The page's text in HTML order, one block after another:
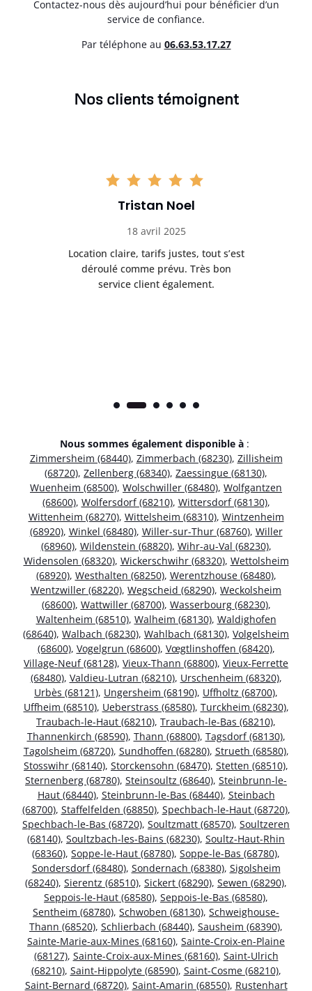
Contactez-nous dès aujourd’hui pour bénéficier d’un
service de confiance.
Par téléphone au 06.63.53.17.27
Nos clients témoignent
Tristan Noel
18 avril 2025
Location claire, tarifs justes, tout s’est
déroulé comme prévu. Très bon
service client également.
Nous sommes également disponible à :
Zimmersheim (68440), Zimmerbach (68230), Zillisheim
(68720), Zellenberg (68340), Zaessingue (68130),
Wuenheim (68500), Wolschwiller (68480), Wolfgantzen
(68600), Wolfersdorf (68210), Wittersdorf (68130),
Wittenheim (68270), Wittelsheim (68310), Wintzenheim
(68920), Winkel (68480), Willer-sur-Thur (68760), Willer
(68960), Wildenstein (68820), Wihr-au-Val (68230),
Widensolen (68320), Wickerschwihr (68320), Wettolsheim
(68920), Westhalten (68250), Werentzhouse (68480),
Wentzwiller (68220), Wegscheid (68290), Weckolsheim
(68600), Wattwiller (68700), Wasserbourg (68230),
Waltenheim (68510), Walheim (68130), Waldighofen
(68640), Walbach (68230), Wahlbach (68130), Volgelsheim
(68600), Vogelgrun (68600), Vœgtlinshoffen (68420),
Village-Neuf (68128), Vieux-Thann (68800), Vieux-Ferrette
(68480), Valdieu-Lutran (68210), Urschenheim (68320),
Urbès (68121), Ungersheim (68190), Uffholtz (68700),
Uffheim (68510), Ueberstrass (68580), Turckheim (68230),
Traubach-le-Haut (68210), Traubach-le-Bas (68210),
Thannenkirch (68590), Thann (68800), Tagsdorf (68130),
Tagolsheim (68720), Sundhoffen (68280), Strueth (68580),
Stosswihr (68140), Storckensohn (68470), Stetten (68510),
Sternenberg (68780), Steinsoultz (68640), Steinbrunn-le-
Haut (68440), Steinbrunn-le-Bas (68440), Steinbach
(68700), Staffelfelden (68850), Spechbach-le-Haut (68720),
Spechbach-le-Bas (68720), Soultzmatt (68570), Soultzeren
(68140), Soultzbach-les-Bains (68230), Soultz-Haut-Rhin
(68360), Soppe-le-Haut (68780), Soppe-le-Bas (68780),
Sondersdorf (68480), Sondernach (68380), Sigolsheim
(68240), Sierentz (68510), Sickert (68290), Sewen (68290),
Seppois-le-Haut (68580), Seppois-le-Bas (68580),
Sentheim (68780), Schwoben (68130), Schweighouse-
Thann (68520), Schlierbach (68440), Sausheim (68390),
Sainte-Marie-aux-Mines (68160), Sainte-Croix-en-Plaine
(68127), Sainte-Croix-aux-Mines (68160), Saint-Ulrich
(68210), Saint-Hippolyte (68590), Saint-Cosme (68210),
Saint-Bernard (68720), Saint-Amarin (68550), Rustenhart